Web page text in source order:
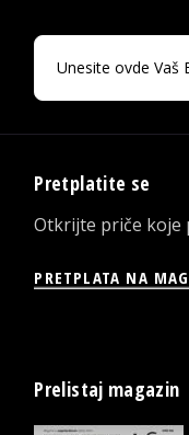
Pretplatite se
Otkrijte priče koje
PRETPLATA NA
Prelistaj magazin